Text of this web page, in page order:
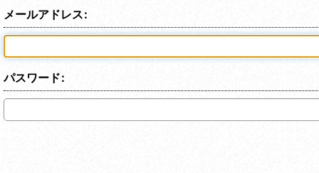
メールアドレス:
パスワード: